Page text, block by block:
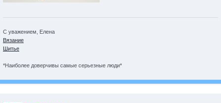
С уважением, Елена
Вязание
Шитье
*Наиболее доверчивы самые серьезные люди*